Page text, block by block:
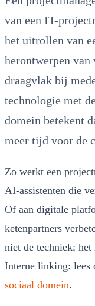
van een IT-
het uitrollen van
herontwerpen van
draagvlak bij
technologie met
domein betekent
meer tijd voor de
Zo werkt een
AI-assistenten die
Of aan digitale
ketenpartners
niet de techniek;
Interne linking: lees
sociaal domein.